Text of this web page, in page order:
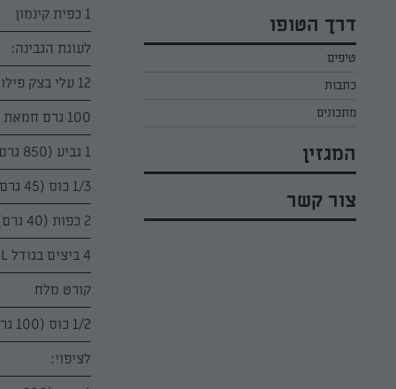
סלטים לפסח
עוגיות לפסח
קארין בנולול
מירי כהן
רובי מיכאל
דרך הטופו
טיפים
כתבות
מתכונים
המגזין
צור קשר
1 כפית קינמון
לעוגת הגבינה:
12 עלי בצק פילו "מעדנות", מופשרים לפי ההוראות שעל האריזה
100 גרם חמאת תנובה, מומסת ומצוננת
1 גביע (850 גרם) בלילה להכנת עוגת גבינה השף הלבן - מהדורת חג
1/3 כוס (45 גרם) קורנפלור, מנופה
2 כפות (40 גרם) דבש
4 ביצים בגודל L, מופרדות ובטמפרטורת החדר
קורט מלח
1/2 כוס (100 גרם) סוכר
לציפוי: